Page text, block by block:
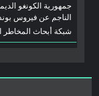
جمهورية الكونغو
الناجم عن فيروس
شبكة أبحاث المخاطر